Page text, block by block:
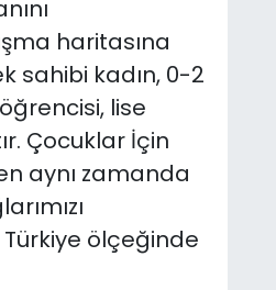
haritasına
sahibi kadın, 0-2
lise
Çocuklar İçin
aynı zamanda
Türkiye ölçeğinde